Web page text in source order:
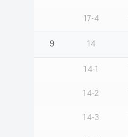
17-4
9 14
14-1
14-2
14-3